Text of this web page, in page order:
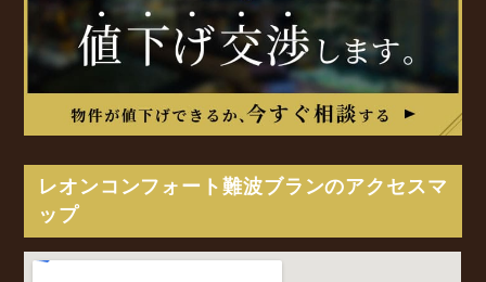
レオンコンフォート難波ブランのアクセスマ
ップ